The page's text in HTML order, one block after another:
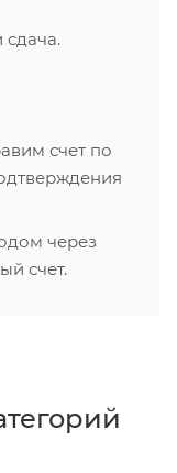
сдача.
счет по
через
счет.